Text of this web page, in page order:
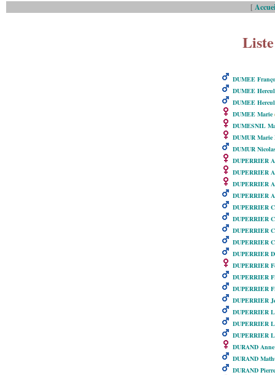
[
DUMEE
DUMEE
DUMEE
DUMEE Marie
DUMESNIL
DUMUR Marie
DUMUR
DUPERRIER
DUPERRIER
DUPERRIER
DUPERRIER
DUPERRIER
DUPERRIER
DUPERRIER
DUPERRIER
DUPERRIER
DUPERRIER
DUPERRIER
DUPERRIER
DUPERRIER
DUPERRIER
DUPERRIER
DUPERRIER
DURAND
DURAND
DURAND Pierre